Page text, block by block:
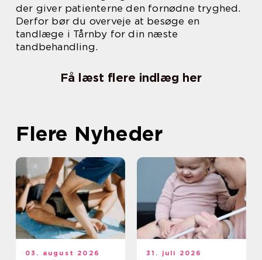
der giver patienterne den fornødne tryghed.
Derfor bør du overveje at besøge en
tandlæge i Tårnby for din næste
tandbehandling.
Få læst flere indlæg her
Flere Nyheder
03. august 2026 31. juli 2026